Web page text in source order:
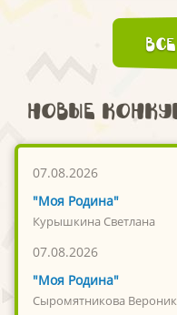
Новые
07.08.2026
"Моя Родина"
Курышкина Светлана
07.08.2026
"Моя Родина"
Сыромятникова